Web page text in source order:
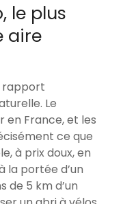
le plus
aire
rapport
Le
en France, et les
ce que
à prix doux, en
la portée d’un
5 km d’un